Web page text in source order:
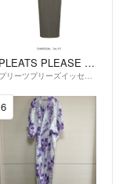
PLEATS PLEASE ISSEY MIYAKE
プリーツプリーズイッセイミヤケ
6